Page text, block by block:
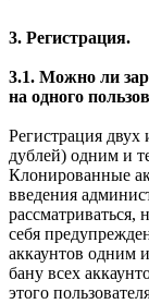
3. Регистрация.
3.1. Можно ли
на одного
Регистрация двух
дублей) одним и
Клонированные
введения
себя
аккаунтов одним
бану всех
этого